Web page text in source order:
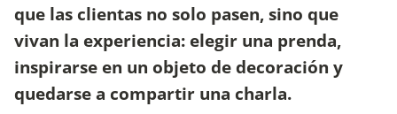
que las clientas no solo pasen, sino que
vivan la experiencia: elegir una prenda,
inspirarse en un objeto de decoración y
quedarse a compartir una charla.